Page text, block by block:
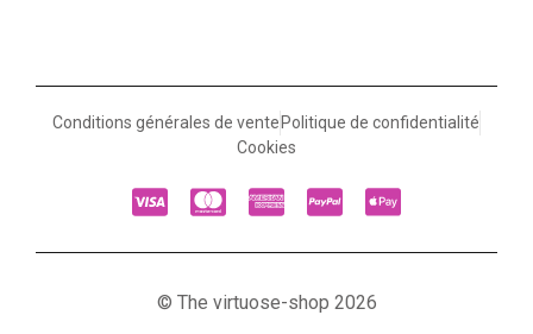
Conditions générales de vente Politique de confidentialité
Cookies
© The virtuose-shop 2026